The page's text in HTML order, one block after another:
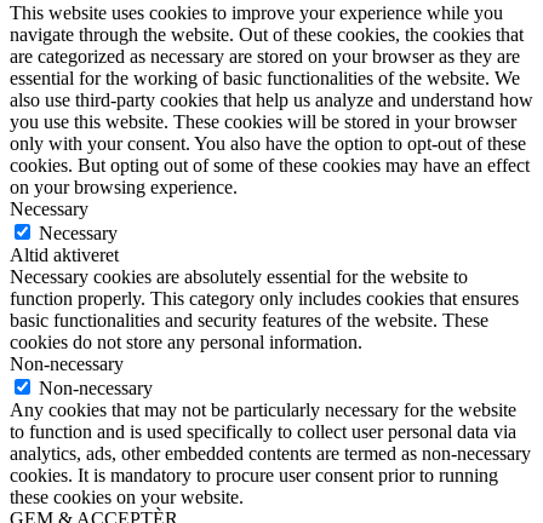
This website uses cookies to improve your experience while you
navigate through the website. Out of these cookies, the cookies that
are categorized as necessary are stored on your browser as they are
essential for the working of basic functionalities of the website. We
also use third-party cookies that help us analyze and understand how
you use this website. These cookies will be stored in your browser
only with your consent. You also have the option to opt-out of these
cookies. But opting out of some of these cookies may have an effect
on your browsing experience.
Necessary
Necessary
Altid aktiveret
Necessary cookies are absolutely essential for the website to
function properly. This category only includes cookies that ensures
basic functionalities and security features of the website. These
cookies do not store any personal information.
Non-necessary
Non-necessary
Any cookies that may not be particularly necessary for the website
to function and is used specifically to collect user personal data via
analytics, ads, other embedded contents are termed as non-necessary
cookies. It is mandatory to procure user consent prior to running
these cookies on your website.
GEM & ACCEPTÈR